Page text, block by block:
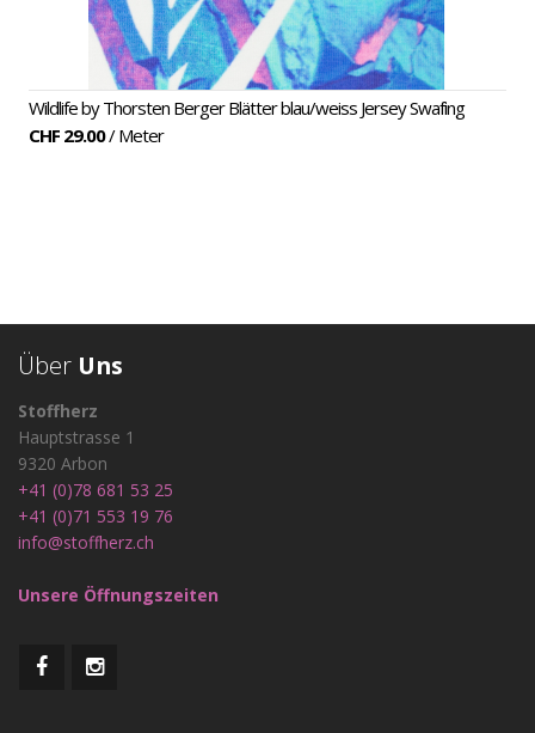
Wildlife by Thorsten Berger Blätter blau/weiss Jersey Swafing
CHF 29.00/ Meter
Über Uns
Stoffherz
Hauptstrasse 1
9320 Arbon
+41 (0)78 681 53 25
+41 (0)71 553 19 76
info@stoffherz.ch
Unsere Öffnungszeiten